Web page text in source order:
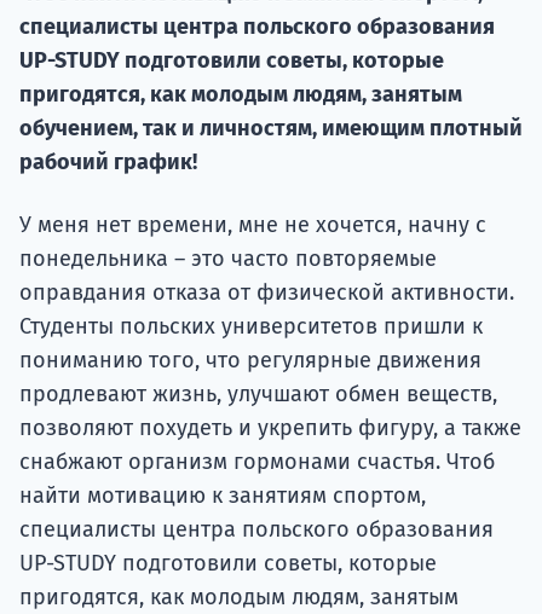
специалисты центра польского образования
UP-STUDY подготовили советы, которые
пригодятся, как молодым людям, занятым
обучением, так и личностям, имеющим плотный
рабочий график!
У меня нет времени, мне не хочется, начну с
понедельника – это часто повторяемые
оправдания отказа от физической активности.
Студенты польских университетов пришли к
пониманию того, что регулярные движения
продлевают жизнь, улучшают обмен веществ,
позволяют похудеть и укрепить фигуру, а также
снабжают организм гормонами счастья. Чтоб
найти мотивацию к занятиям спортом,
специалисты центра польского образования
UP-STUDY подготовили советы, которые
пригодятся, как молодым людям, занятым